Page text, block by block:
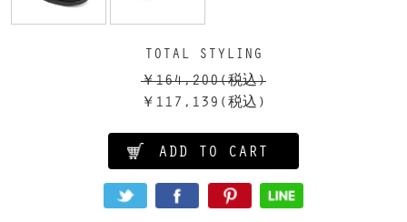
TOTAL STYLING
￥164,200(税込)
￥117,139 (税込)
ADD TO CART